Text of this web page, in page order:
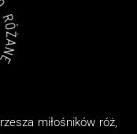
miłośników róż,